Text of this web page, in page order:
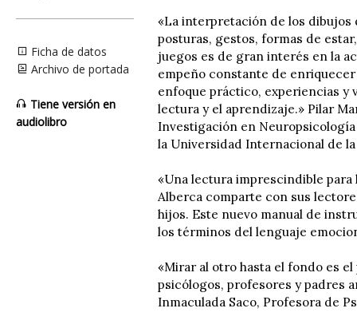
Ficha de datos
Archivo de portada
Tiene versión en
audiolibro
«La interpretación de los dibujos
posturas, gestos, formas de
juegos es de gran interés en la
empeño constante de enriquecer
enfoque práctico, experiencias y
lectura y el aprendizaje.» Pilar
Investigación en
la Universidad Internacional de la
«Una lectura imprescindible para
Alberca comparte con sus
hijos. Este nuevo manual de
los términos del lenguaje
«Mirar al otro hasta el fondo es
psicólogos, profesores y padres
Inmaculada Saco, Profesora de